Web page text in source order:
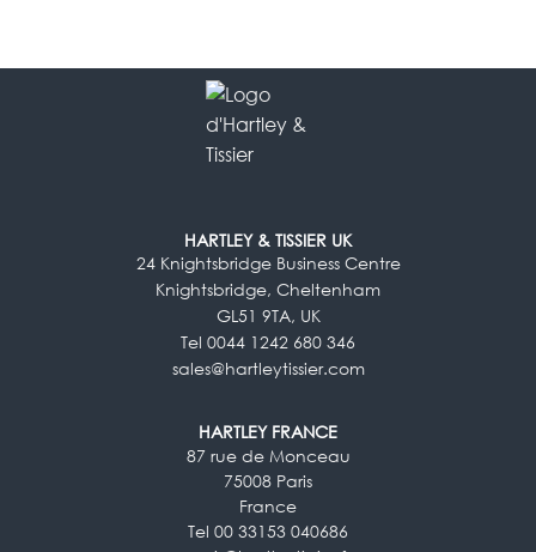
HARTLEY & TISSIER UK
24 Knightsbridge Business Centre
Knightsbridge, Cheltenham
GL51 9TA, UK
Tel 0044 1242 680 346
sales@hartleytissier.com
HARTLEY FRANCE
87 rue de Monceau
75008 Paris
France
Tel 00 33153 040686